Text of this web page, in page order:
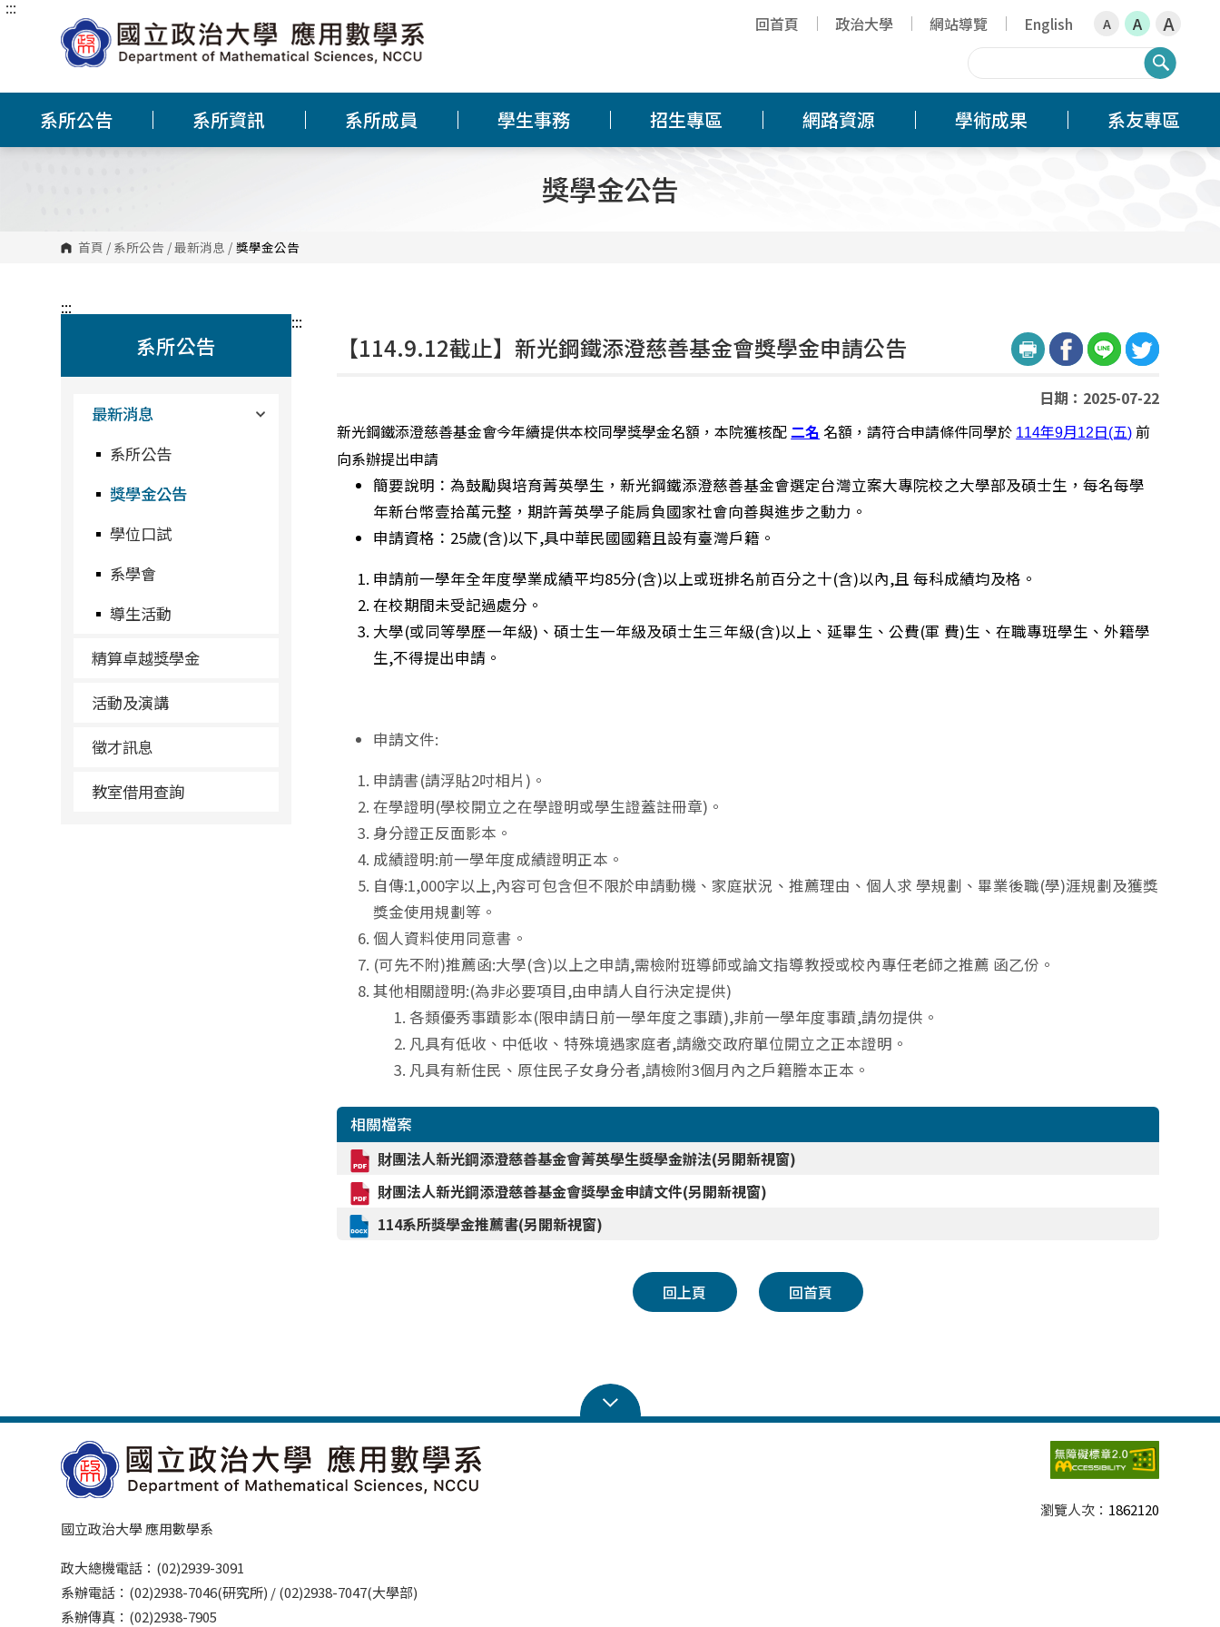
跳
區
:::
回首頁 政治大學 網站導覽 English A A A
系所公告 系所資訊 系所成員 學生事務 招生專區 網路資源 學術成果 系友專區
獎學金公告
首頁 / 系所公告 /最新消息 / 獎學金公告
:::
系所公告
最新消息
系所公告
獎學金公告
學位口試
系學會
導生活動
精算卓越獎學金
活動及演講
徵才訊息
教室借用查詢
:::
【114.9.12截止】新光鋼鐵添澄慈善基金會獎學金申請公告
日期：2025-07-22
新光鋼鐵添澄慈善基金會今年續提供本校同學獎學金名額，本院獲核配二名 名額，請符合申請條件同學於 114年9月12日(五) 前
向系辦提出申請
簡要說明：為鼓勵與培育菁英學生，新光鋼鐵添澄慈善基金會選定台灣立案大專院校之大學部及碩士生，每名每學
年新台幣壹拾萬元整，期許菁英學子能肩負國家社會向善與進步之動力 。
申請資格：25歲(含)以下,具中華民國國籍且設有臺灣戶籍。
申請前一學年全年度學業成績平均85分(含)以上或班排名前百分之十(含)以內,且 每科成績均及格。
在校期間未受記過處分。
大學(或同等學歷一年級)、碩士生一年級及碩士生三年級(含)以上、延畢生、公費(軍 費)生、在職專班學生、外籍學
生,不得提出申請。
申請文件:
申請書(請浮貼2吋相片)。
在學證明(學校開立之在學證明或學生證蓋註冊章)。
身分證正反面影本。
成績證明:前一學年度成績證明正本。
自傳:1,000字以上,內容可包含但不限於申請動機、家庭狀況、推薦理由、個人求 學規劃、畢業後職(學)涯規劃及獲獎
獎金使用規劃等。
個人資料使用同意書。
(可先不附)推薦函:大學(含)以上之申請,需檢附班導師或論文指導教授或校內專任老師之推薦 函乙份。
其他相關證明:(為非必要項目,由申請人自行決定提供)
各類優秀事蹟影本(限申請日前一學年度之事蹟),非前一學年度事蹟,請勿提供。
凡具有低收、中低收、特殊境遇家庭者,請繳交政府單位開立之正本證明。
凡具有新住民、原住民子女身分者,請檢附3個月內之戶籍謄本正本。
相關檔案
財團法人新光鋼添澄慈善基金會菁英學生獎學金辦法(另開新視窗)
財團法人新光鋼添澄慈善基金會獎學金申請文件(另開新視窗)
114系所獎學金推薦書(另開新視窗)
回上頁 回首頁
國立政治大學 應用數學系
政大總機電話：(02)2939-3091
系辦電話：(02)2938-7046(研究所) / (02)2938-7047(大學部)
系辦傳真：(02)2938-7905
瀏覽人次： 1862120